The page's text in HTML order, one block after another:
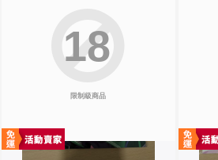
限制級商品
18